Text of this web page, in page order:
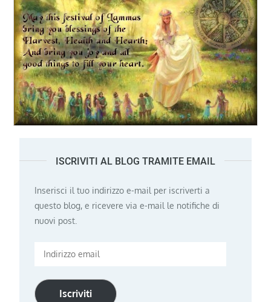
ISCRIVITI AL BLOG TRAMITE EMAIL
Inserisci il tuo indirizzo e-mail per iscriverti a
questo blog, e ricevere via e-mail le notifiche di
nuovi post.
Indirizzo
Iscriviti